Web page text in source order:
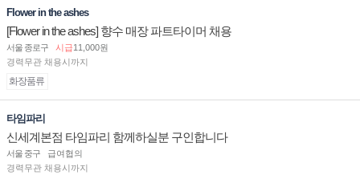
Flower in the ashes
[Flower in the ashes] 향수 매장 파트타이머 채용
서울 종로구 시급11,000원
경력무관 채용시까지
화장품류
타임파리
신세계본점 타임파리 함께하실분 구인합니다
서울 중구
급여협의
경력무관 채용시까지